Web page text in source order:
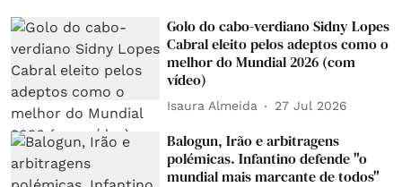
Golo do cabo-verdiano Sidny Lopes
Cabral eleito pelos adeptos como o
melhor do Mundial 2026 (com
vídeo)
Isaura Almeida 27 Jul 2026
Balogun, Irão e arbitragens
polémicas. Infantino defende "o
mundial mais marcante de todos"